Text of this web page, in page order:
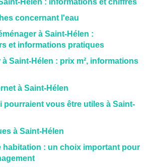
Hélen : informations et chiffres
concernant l'eau
à Saint-Hélen :
et informations pratiques
Saint-Hélen : prix m², informations
à Saint-Hélen
pourraient vous être utiles à Saint-
à Saint-Hélen
habitation : un choix important pour